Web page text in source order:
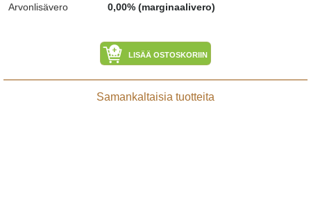
Arvonlisävero 0,00% (marginaalivero)
LISÄÄ OSTOSKORIIN
Samankaltaisia tuotteita